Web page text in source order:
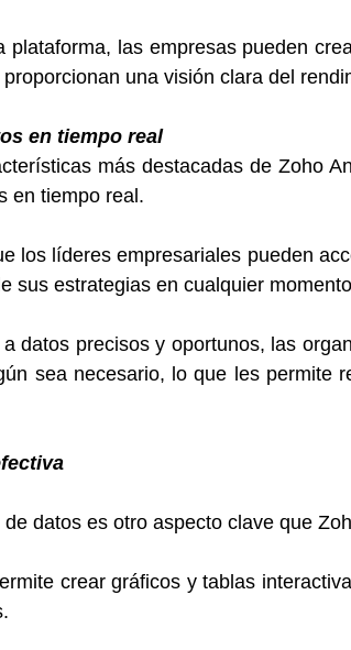
plataforma, las empresas pueden
una visión clara del
en tiempo real
más destacadas de Zoho
en tiempo real.
los líderes empresariales pueden
sus estrategias en cualquier
datos precisos y oportunos, las
sea necesario, lo que les permite
datos es otro aspecto clave que
crear gráficos y tablas